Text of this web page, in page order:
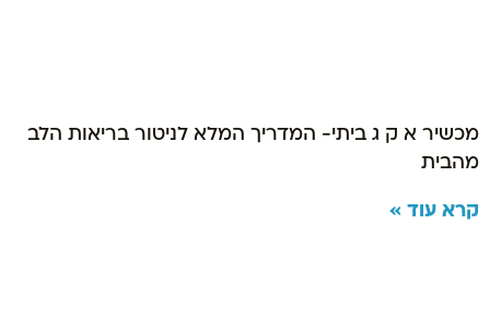
מכשיר א ק ג ביתי- המדריך המלא לניטור בריאות הלב
מהבית
קרא עוד »